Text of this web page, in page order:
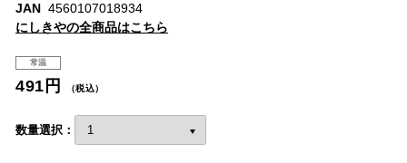
JAN 4560107018934
にしきやの全商品はこちら
常温
491円 （税込）
数量選択：